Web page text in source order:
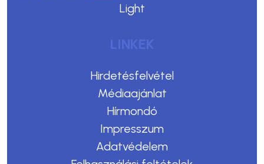
Light
LINKEK
Hirdetésfelvétel
Médiaajánlat
Hírmondó
Impresszum
Adatvédelem